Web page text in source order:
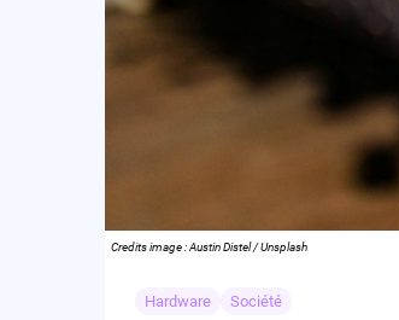
Credits image : Austin Distel / Unsplash
Hardware Société